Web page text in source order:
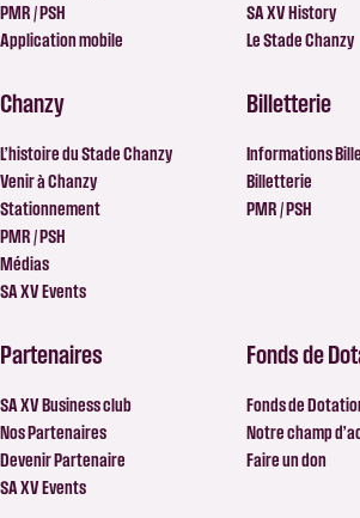
PMR / PSH
Application mobile
SA XV History
Le Stade Chanzy
Chanzy
L’histoire du Stade Chanzy
Venir à Chanzy
Stationnement
PMR / PSH
Médias
SA XV Events
Billetterie
Informations
Billetterie
PMR / PSH
Partenaires
SA XV Business club
Nos Partenaires
Devenir Partenaire
SA XV Events
Fonds de
Fonds de
Notre champ
Faire un don